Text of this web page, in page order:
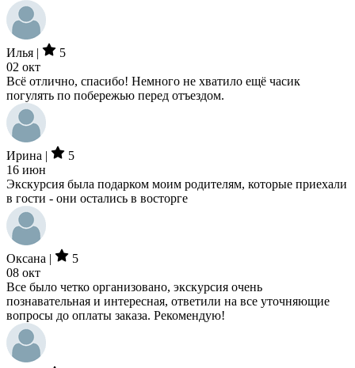
Илья |
5
02 окт
Всё отлично, спасибо! Немного не хватило ещё часик
погулять по побережью перед отъездом.
Ирина |
5
16 июн
Экскурсия была подарком моим родителям, которые приехали
в гости - они остались в восторге
Оксана |
5
08 окт
Все было четко организовано, экскурсия очень
познавательная и интересная, ответили на все уточняющие
вопросы до оплаты заказа. Рекомендую!